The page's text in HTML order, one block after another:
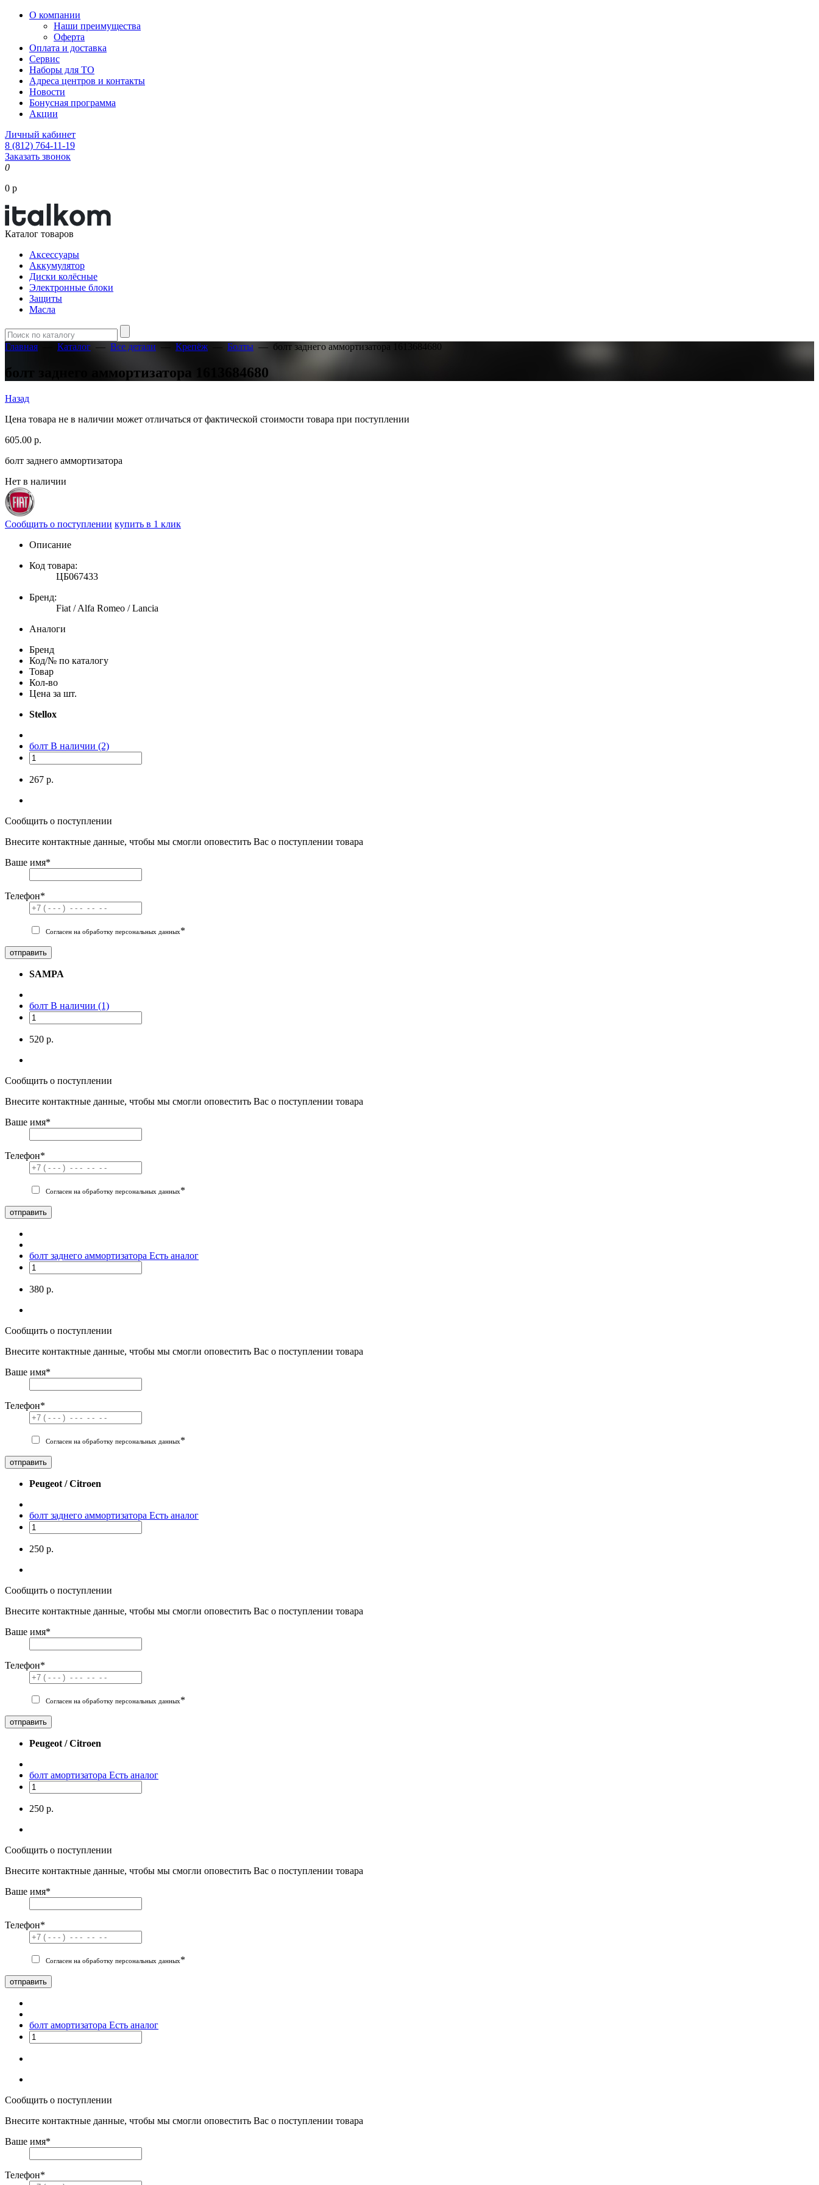
О компании
Наши преимущества
Оферта
Оплата и доставка
Сервис
Наборы для ТО
Адреса центров и контакты
Новости
Бонусная программа
Акции
Личный кабинет
8 (812) 764-11-19
Заказать звонок
0
0 р
Каталог товаров
Аксессуары
Аккумулятор
Диски колёсные
Электронные блоки
Защиты
Масла
Главная Каталог — Все детали — Крепёж Болты — болт заднего аммортизатора 1613684680
болт заднего аммортизатора 1613684680
Назад
Цена товара не в наличии может отличаться от фактической стоимости товара при поступлении
605.00 р.
болт заднего аммортизатора
Нет в наличии
Сообщить о поступлении купить в 1 клик
Описание
Код товара:
ЦБ067433
Бренд:
Fiat / Alfa Romeo / Lancia
Аналоги
Бренд
Код/№ по каталогу
Товар
Кол-во
Цена за шт.
Stellox
болт В наличии (2)
267 р.
Сообщить о поступлении
Внесите контактные данные, чтобы мы смогли оповестить Вас о поступлении товара
Ваше имя*
Телефон*
Согласен на обработку персональных данных*
отправить
SAMPA
болт В наличии (1)
520 р.
Сообщить о поступлении
Внесите контактные данные, чтобы мы смогли оповестить Вас о поступлении товара
Ваше имя*
Телефон*
Согласен на обработку персональных данных*
отправить
болт заднего аммортизатора Есть аналог
380 р.
Сообщить о поступлении
Внесите контактные данные, чтобы мы смогли оповестить Вас о поступлении товара
Ваше имя*
Телефон*
Согласен на обработку персональных данных*
отправить
Peugeot / Citroen
болт заднего аммортизатора Есть аналог
250 р.
Сообщить о поступлении
Внесите контактные данные, чтобы мы смогли оповестить Вас о поступлении товара
Ваше имя*
Телефон*
Согласен на обработку персональных данных*
отправить
Peugeot / Citroen
болт амортизатора Есть аналог
250 р.
Сообщить о поступлении
Внесите контактные данные, чтобы мы смогли оповестить Вас о поступлении товара
Ваше имя*
Телефон*
Согласен на обработку персональных данных*
отправить
болт амортизатора Есть аналог
Сообщить о поступлении
Внесите контактные данные, чтобы мы смогли оповестить Вас о поступлении товара
Ваше имя*
Телефон*